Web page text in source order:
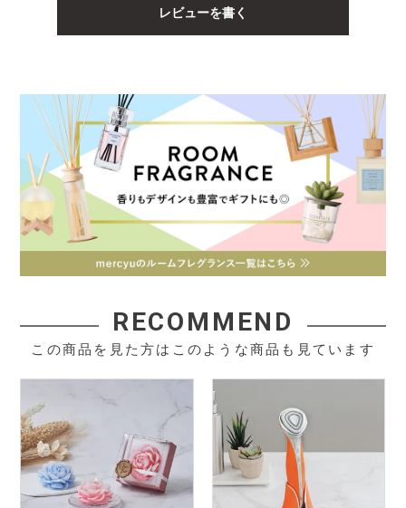
レビューを書く
RECOMMEND
この商品を見た方はこのような商品も見ています